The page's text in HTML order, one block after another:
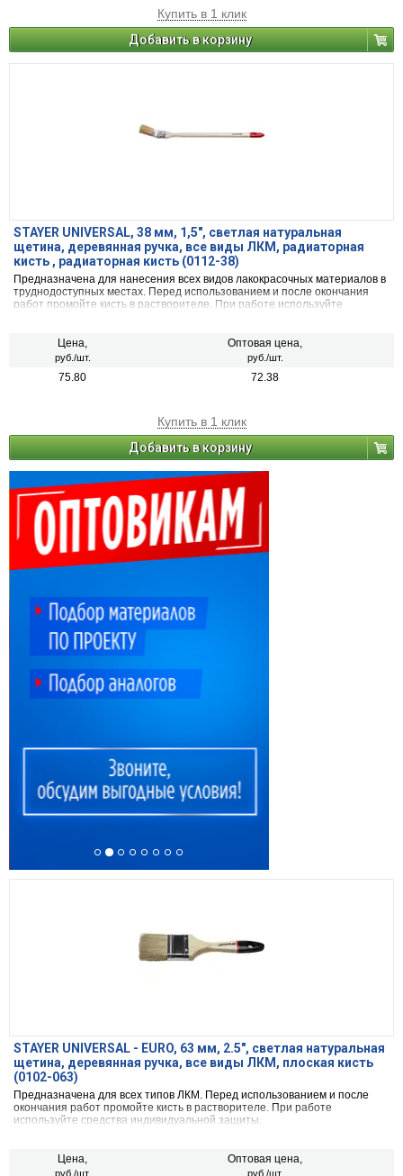
Купить в 1 клик
Добавить в корзину
STAYER UNIVERSAL, 38 мм, 1,5″, светлая натуральная
щетина, деревянная ручка, все виды ЛКМ, радиаторная
кисть , радиаторная кисть (0112-38)
Предназначена для нанесения всех видов лакокрасочных материалов в
труднодоступных местах. Перед использованием и после окончания
работ промойте кисть в растворителе. При работе используйте
Цена,
руб./шт.
Оптовая цена,
руб./шт.
75.80 72.38
Купить в 1 клик
Добавить в корзину
STAYER UNIVERSAL - EURO, 63 мм, 2.5″, светлая натуральная
щетина, деревянная ручка, все виды ЛКМ, плоская кисть
(0102-063)
Предназначена для всех типов ЛКМ. Перед использованием и после
окончания работ промойте кисть в растворителе. При работе
используйте средства индивидуальной защиты.
Цена,
руб./шт.
Оптовая цена,
руб./шт.